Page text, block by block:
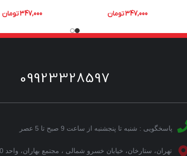
347,000تومان 347,000تومان
09923328597
پاسخگویی : شنبه تا پنجشنبه از ساعت 9 صبح تا 5 عصر
تهران، ستارخان، خیابان خسرو شمالی ، مجتمع بهاران، واحد 10 طبقه 3